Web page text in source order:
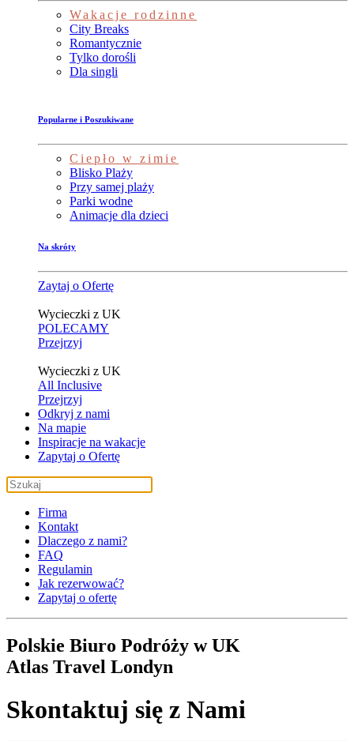
Wakacje rodzinne
City Breaks
Romantycznie
Tylko dorośli
Dla singli
Popularne i Poszukiwane
Ciepło w zimie
Blisko Plaży
Przy samej plaży
Parki wodne
Animacje dla dzieci
Na skróty
Zaytaj o Ofertę
Wycieczki z UK
POLECAMY
Przejrzyj
Wycieczki z UK
All Inclusive
Przejrzyj
Odkryj z nami
Na mapie
Inspiracje na wakacje
Zapytaj o Ofertę
Firma
Kontakt
Dlaczego z nami?
FAQ
Regulamin
Jak rezerwować?
Zapytaj o ofertę
Polskie Biuro Podróży w UK
Atlas Travel Londyn
Skontaktuj się z Nami